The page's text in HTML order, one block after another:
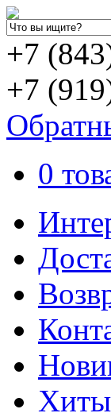
+7
+7
0